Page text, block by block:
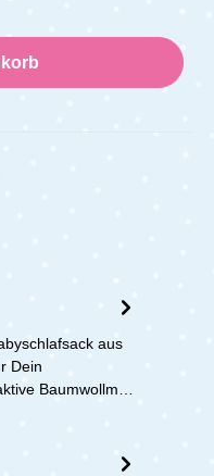
aus
Dein
Baumwollm…